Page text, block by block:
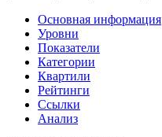
Основная информация
Уровни
Показатели
Категории
Квартили
Рейтинги
Ссылки
Анализ